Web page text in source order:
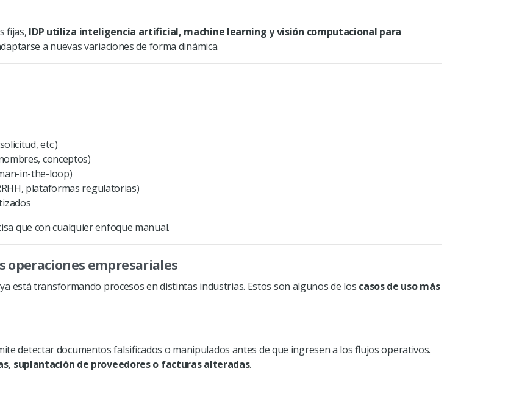
fijas, IDP utiliza inteligencia artificial, machine learning y visión computacional para
a nuevas variaciones de forma dinámica.
etc.)
conceptos)
in-the-loop)
plataformas regulatorias)
que con cualquier enfoque manual.
operaciones empresariales
está transformando procesos en distintas industrias. Estos son algunos de los casos de uso más
detectar documentos falsificados o manipulados antes de que ingresen a los flujos operativos.
suplantación de proveedores o facturas alteradas.